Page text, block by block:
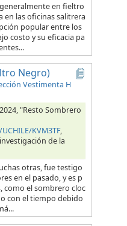
en fieltro
en las oficinas salitrera
popular entre los
costo y su eficacia pa
Negro)
Vestimenta H
"Resto Sombrero
KVM3TF,
de la
otras, fue testigo
en el pasado, y es p
como el sombrero cloc
con el tiempo debido